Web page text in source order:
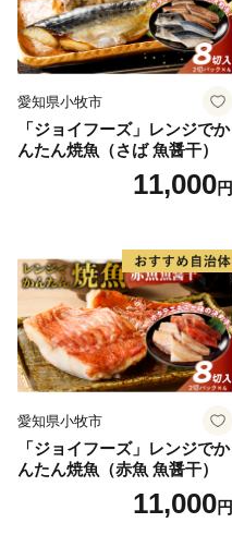
愛知県小牧市
「ジョイフーズ」レンジでか
んたん焼魚（さば 魚醤干）
11,000円
愛知県小牧市
「ジョイフーズ」レンジでか
んたん焼魚（赤魚 魚醤干）
11,000円